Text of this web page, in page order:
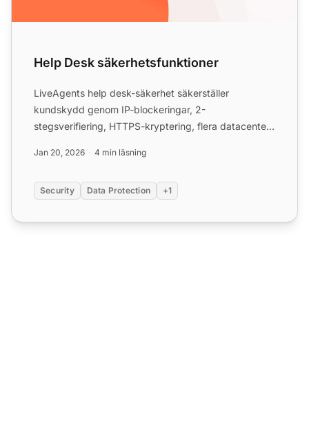
Help Desk säkerhetsfunktioner
LiveAgents help desk-säkerhet säkerställer
kundskydd genom IP-blockeringar, 2-
stegsverifiering, HTTPS-kryptering, flera datacenter
Jan 20, 2026 4 min läsning
Security Data Protection +1